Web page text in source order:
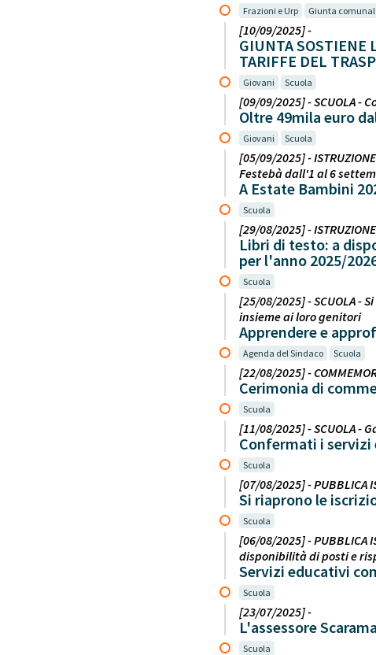
Frazioni e Urp Giunta
[10/09/2025] -
GIUNTA SOSTIENE
TARIFFE DEL
Giovani Scuola
[09/09/2025] - SCUOLA
Oltre 49mila euro
Giovani Scuola
[05/09/2025] -
Festebà dall'1 al 6
A Estate Bambini
Scuola
[29/08/2025] -
Libri di testo: a
per l'anno 2025/
Scuola
[25/08/2025] - SCUOLA -
insieme ai loro genitori
Apprendere e
Agenda del Sindaco Scuola
[22/08/2025] -
Cerimonia di
Scuola
[11/08/2025] - SCUOLA
Confermati i servizi
Scuola
[07/08/2025] - PUBBLICA
Si riaprono le
Scuola
[06/08/2025] -
disponibilità di posti e
Servizi educativi
Scuola
[23/07/2025] -
L'assessore
Scuola